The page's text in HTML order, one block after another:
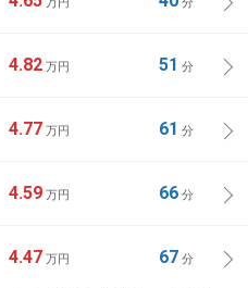
4.82 万円 51 分
4.77 万円 61 分
4.59 万円 66分
4.47 万円 67分